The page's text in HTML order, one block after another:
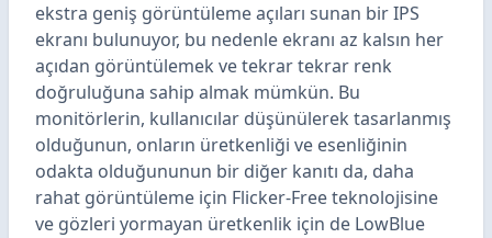
ekstra geniş görüntüleme açıları sunan bir IPS
ekranı bulunuyor, bu nedenle ekranı az kalsın her
açıdan görüntülemek ve tekrar tekrar renk
doğruluğuna sahip almak mümkün. Bu
monitörlerin, kullanıcılar düşünülerek tasarlanmış
olduğunun, onların üretkenliği ve esenliğinin
odakta olduğununun bir diğer kanıtı da, daha
rahat görüntüleme için Flicker-Free teknolojisine
ve gözleri yormayan üretkenlik için de LowBlue